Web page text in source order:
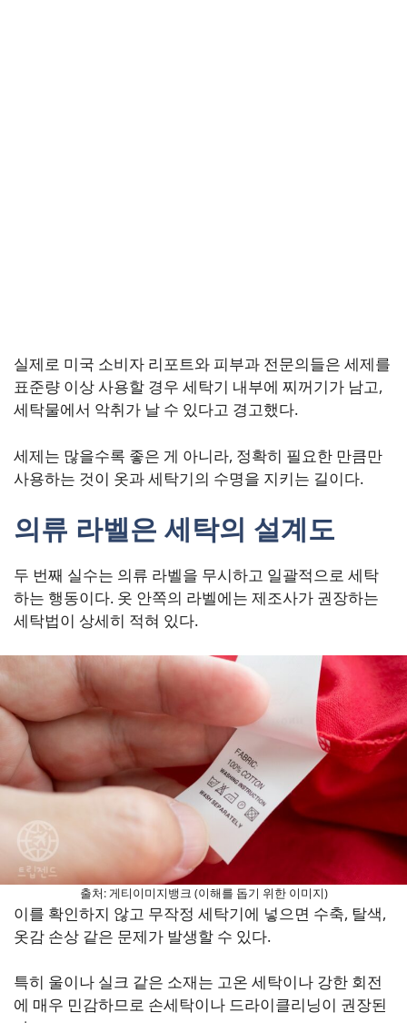
실제로 미국 소비자 리포트와 피부과 전문의들은 세제를
표준량 이상 사용할 경우 세탁기 내부에 찌꺼기가 남고,
세탁물에서 악취가 날 수 있다고 경고했다.
세제는 많을수록 좋은 게 아니라, 정확히 필요한 만큼만
사용하는 것이 옷과 세탁기의 수명을 지키는 길이다.
의류 라벨은 세탁의 설계도
두 번째 실수는 의류 라벨을 무시하고 일괄적으로 세탁
하는 행동이다. 옷 안쪽의 라벨에는 제조사가 권장하는
세탁법이 상세히 적혀 있다.
출처: 게티이미지뱅크 (이해를 돕기 위한 이미지)
이를 확인하지 않고 무작정 세탁기에 넣으면 수축, 탈색,
옷감 손상 같은 문제가 발생할 수 있다.
특히 울이나 실크 같은 소재는 고온 세탁이나 강한 회전
에 매우 민감하므로 손세탁이나 드라이클리닝이 권장된